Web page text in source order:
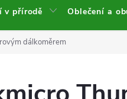
v přírodě Oblečení a
dálkoměrem